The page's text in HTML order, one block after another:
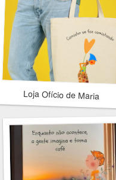
Loja Ofício de Maria